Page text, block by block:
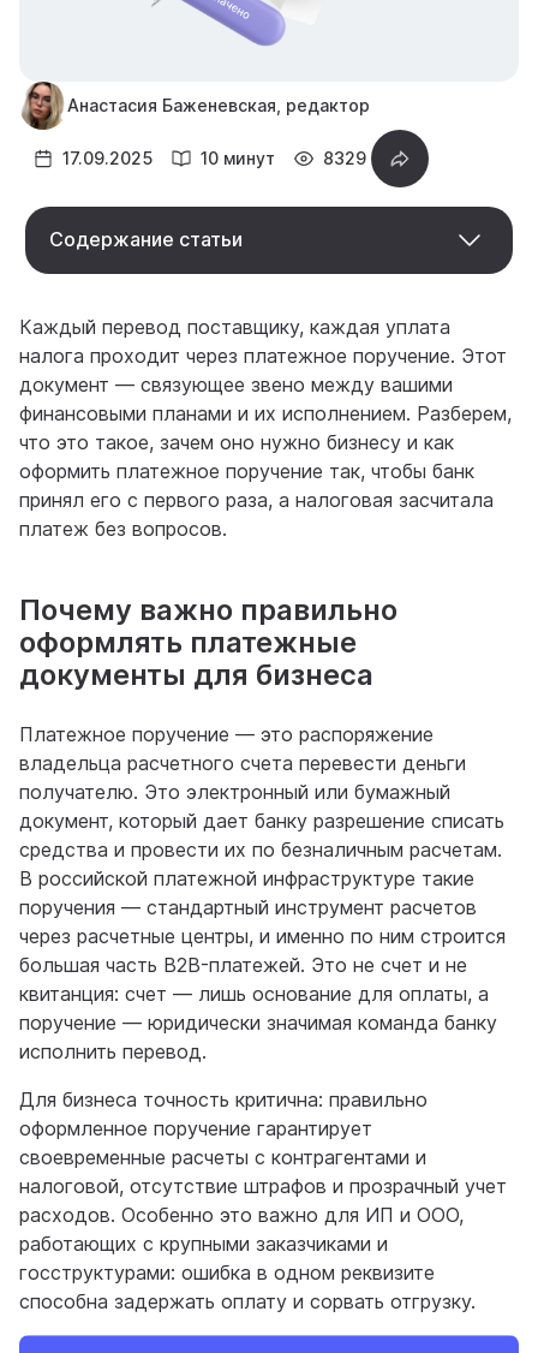
Анастасия Баженевская, редактор
17.09.2025 10 минут 8329
Содержание статьи
Каждый перевод поставщику, каждая уплата
налога проходит через платежное поручение. Этот
документ — связующее звено между вашими
финансовыми планами и их исполнением. Разберем,
что это такое, зачем оно нужно бизнесу и как
оформить платежное поручение так, чтобы банк
принял его с первого раза, а налоговая засчитала
платеж без вопросов.
Почему важно правильно
оформлять платежные
документы для бизнеса
Платежное поручение — это распоряжение
владельца расчетного счета перевести деньги
получателю. Это электронный или бумажный
документ, который дает банку разрешение списать
средства и провести их по безналичным расчетам.
В российской платежной инфраструктуре такие
поручения — стандартный инструмент расчетов
через расчетные центры, и именно по ним строится
большая часть B2B-платежей. Это не счет и не
квитанция: счет — лишь основание для оплаты, а
поручение — юридически значимая команда банку
исполнить перевод.
Для бизнеса точность критична: правильно
оформленное поручение гарантирует
своевременные расчеты с контрагентами и
налоговой, отсутствие штрафов и прозрачный учет
расходов. Особенно это важно для ИП и ООО,
работающих с крупными заказчиками и
госструктурами: ошибка в одном реквизите
способна задержать оплату и сорвать отгрузку.